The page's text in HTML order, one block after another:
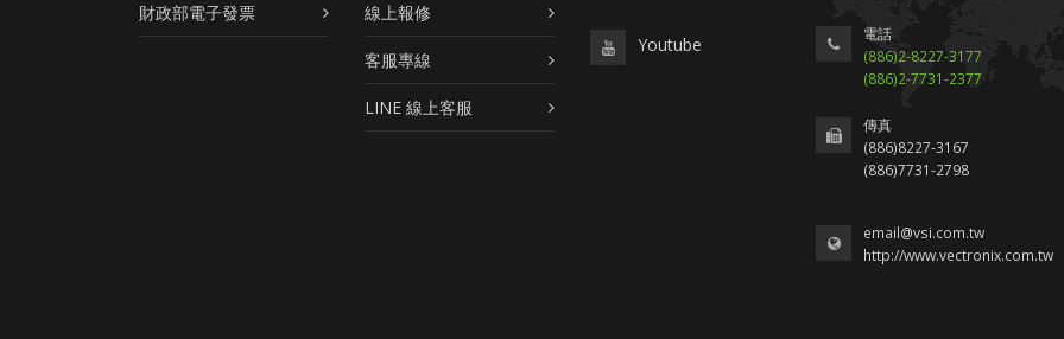
財政部電子發票 線上報修
客服專線
LINE 線上客服
Youtube
電話
(886)2-8227-3177
(886)2-7731-2377
傳真
(886)8227-3167
(886)7731-2798
email@vsi.com.tw
http://www.vectronix.com.tw